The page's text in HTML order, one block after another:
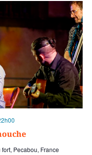
Pecabou, France